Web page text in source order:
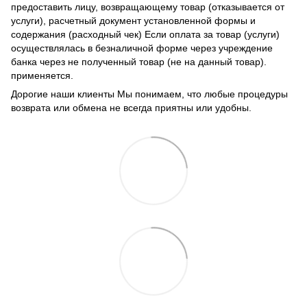
предоставить лицу, возвращающему товар (отказывается от
услуги), расчетный документ установленной формы и
содержания (расходный чек) Если оплата за товар (услуги)
осуществлялась в безналичной форме через учреждение
банка через не полученный товар (не на данный товар).
применяется.
Дорогие наши клиенты Мы понимаем, что любые процедуры
возврата или обмена не всегда приятны или удобны.